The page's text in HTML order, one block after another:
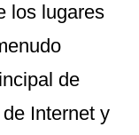
los lugares
de
Internet y